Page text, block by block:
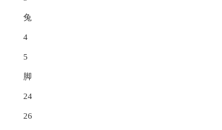
兔
4
5
脚
24
26